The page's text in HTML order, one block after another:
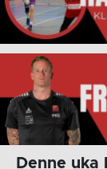
Denne uka